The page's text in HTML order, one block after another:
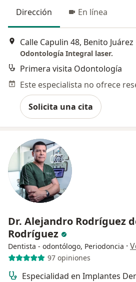
Dirección En línea
Calle Capulin 48, Benito Juárez
Odontología Integral laser.
Primera visita Odontología
Solicita una cita
Dr. Alejandro Rodríguez
Rodríguez
Dentista - odontólogo, Periodoncia ·
97 opiniones
Especialidad en Implantes